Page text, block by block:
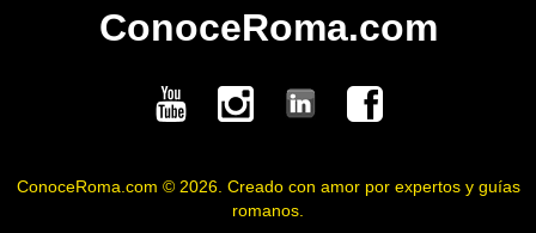
СonoceRoma.com
ConoceRoma.com © 2026. Creado con amor por expertos y guías
romanos.